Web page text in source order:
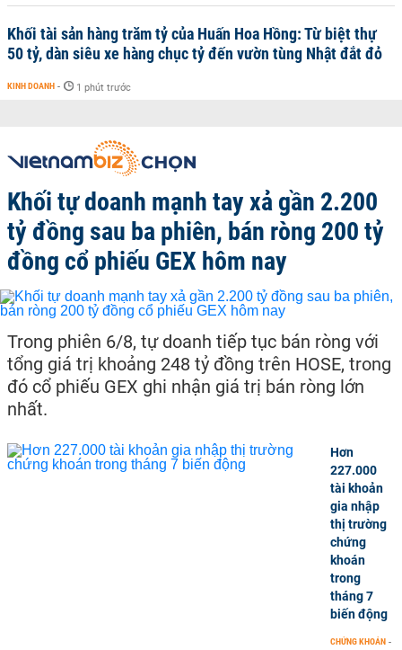
Khối tài sản hàng trăm tỷ của Huấn Hoa Hồng: Từ biệt thự
50 tỷ, dàn siêu xe hàng chục tỷ đến vườn tùng Nhật đắt đỏ
KINH DOANH - 1 phút trước
Khối tự doanh mạnh tay xả gần 2.200
tỷ đồng sau ba phiên, bán ròng 200 tỷ
đồng cổ phiếu GEX hôm nay
Trong phiên 6/8, tự doanh tiếp tục bán ròng với
tổng giá trị khoảng 248 tỷ đồng trên HOSE, trong
đó cổ phiếu GEX ghi nhận giá trị bán ròng lớn
nhất.
Hơn
227.000
tài khoản
gia nhập
thị trường
chứng
khoán
trong
tháng 7
biến động
CHỨNG KHOÁN -